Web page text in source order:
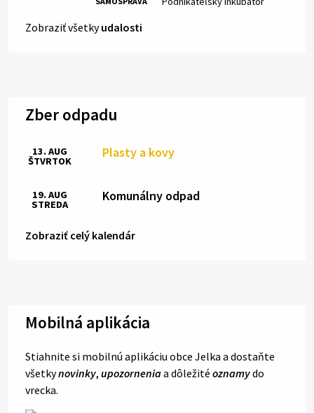
Zobraziť všetkyudalosti
Zber odpadu
Plasty a kovy
13. AUG
ŠTVRTOK
Komunálny odpad
19. AUG
STREDA
Zobraziť celý kalendár
Mobilná aplikácia
Stiahnite si mobilnú aplikáciu obce Jelka a dostaňte
všetkynovinky, upozorneniaa dôležité oznamydo
vrecka.